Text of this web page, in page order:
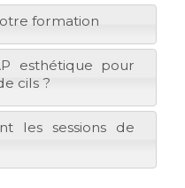
formation
esthétique pour
cils ?
les sessions de